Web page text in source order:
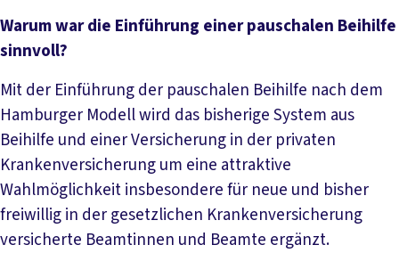
Warum war die Einführung einer pauschalen Beihilfe
sinnvoll?
Mit der Einführung der pauschalen Beihilfe nach dem
Hamburger Modell wird das bisherige System aus
Beihilfe und einer Versicherung in der privaten
Krankenversicherung um eine attraktive
Wahlmöglichkeit insbesondere für neue und bisher
freiwillig in der gesetzlichen Krankenversicherung
versicherte Beamtinnen und Beamte ergänzt.